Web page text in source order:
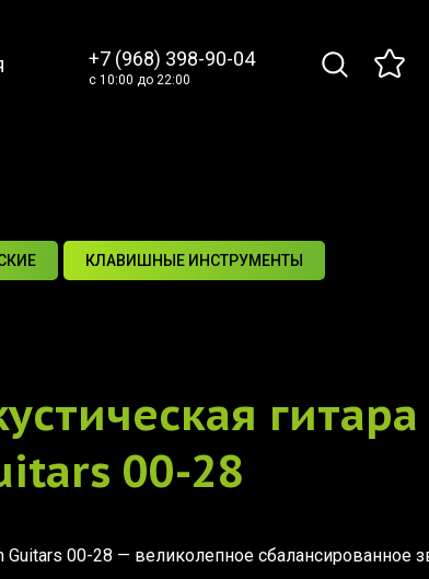
+7 (968) 398-90-04
с 10:00 до 22:00
КЛАВИШНЫЕ ИНСТРУМЕНТЫ
гитара
00-28
Guitars 00-28 — великолепное сбалансированное